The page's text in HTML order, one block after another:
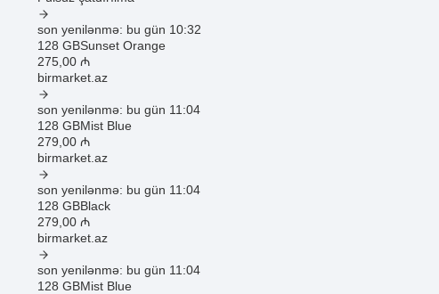
son yenilənmə: bu gün 10:32
128 GBSunset Orange
275 ,00 ₼
birmarket.az
son yenilənmə: bu gün 11:04
128 GBMist Blue
279 ,00 ₼
birmarket.az
son yenilənmə: bu gün 11:04
128 GBBlack
279 ,00 ₼
birmarket.az
son yenilənmə: bu gün 11:04
128 GBMist Blue